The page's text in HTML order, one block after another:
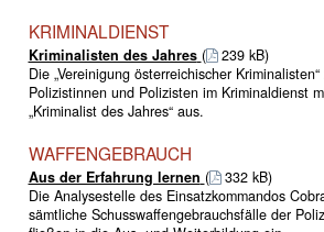
KRIMINALDIENST
Kriminalisten des Jahres (
239 kB)
Die „Vereinigung österreichischer
Polizistinnen und Polizisten im Kriminaldienst
„Kriminalist des Jahres“ aus.
WAFFENGEBRAUCH
Aus der Erfahrung lernen (
332 kB)
Die Analysestelle des Einsatzkommandos
sämtliche Schusswaffengebrauchsfälle der